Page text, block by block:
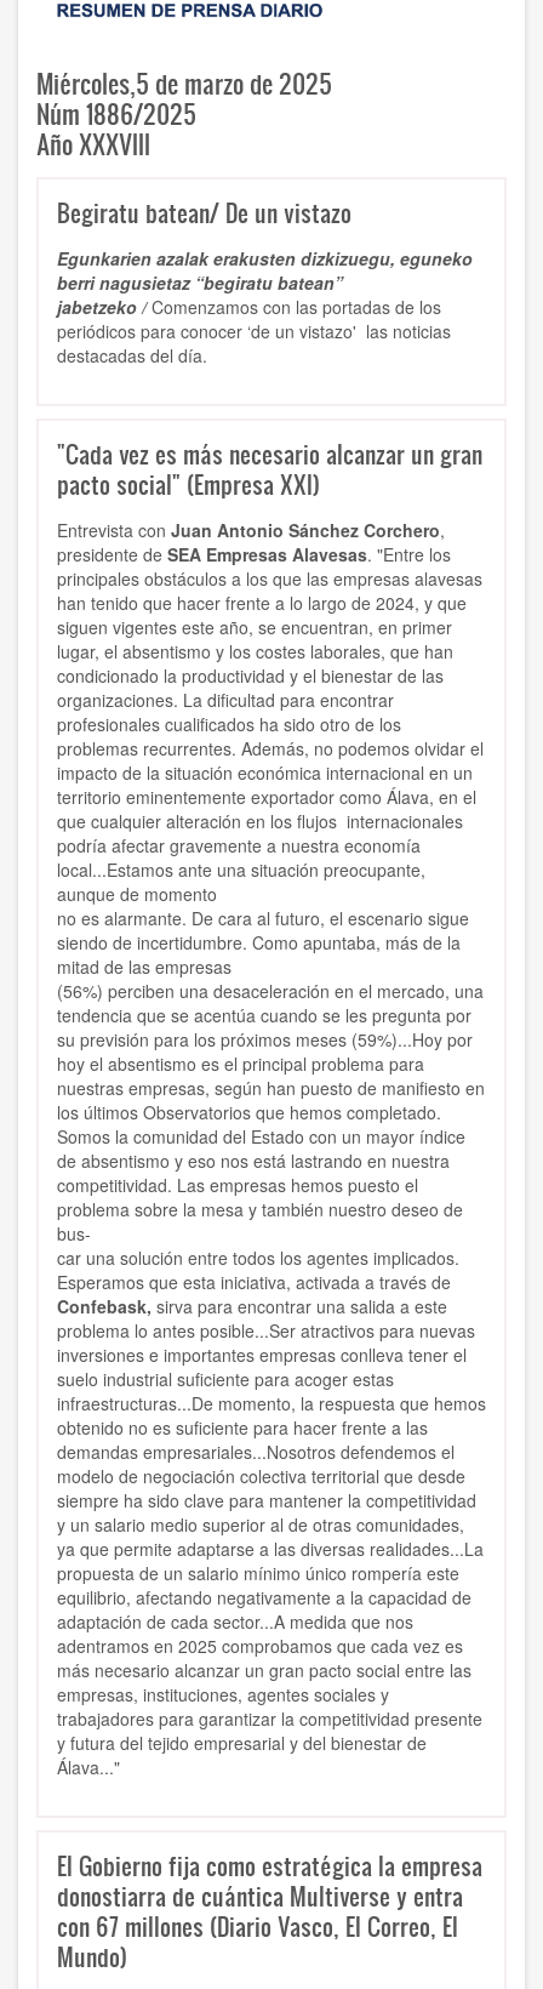
Miércoles,5 de marzo de 2025
Núm 1886/2025
Año XXXVIII
Begiratu batean/ De un vistazo
Egunkarien azalak erakusten dizkizuegu, eguneko
berri nagusietaz “begiratu batean”
jabetzeko /Comenzamos con las portadas de los
periódicos para conocer ‘de un vistazo' las noticias
destacadas del día.
"Cada vez es más necesario alcanzar un gran
pacto social" (Empresa XXI)
Entrevista con Juan Antonio Sánchez Corchero,
presidente de SEA Empresas Alavesas. "Entre los
principales obstáculos a los que las empresas alavesas
han tenido que hacer frente a lo largo de 2024, y que
siguen vigentes este año, se encuentran, en primer
lugar, el absentismo y los costes laborales, que han
condicionado la productividad y el bienestar de las
organizaciones. La dificultad para encontrar
profesionales cualificados ha sido otro de los
problemas recurrentes. Además, no podemos olvidar el
impacto de la situación económica internacional en un
territorio eminentemente exportador como Álava, en el
que cualquier alteración en los flujos internacionales
podría afectar gravemente a nuestra economía
local...Estamos ante una situación preocupante,
aunque de momento
no es alarmante. De cara al futuro, el escenario sigue
siendo de incertidumbre. Como apuntaba, más de la
mitad de las empresas
(56%) perciben una desaceleración en el mercado, una
tendencia que se acentúa cuando se les pregunta por
su previsión pa­ra los próximos meses (59%)...Hoy por
hoy el absentismo es el principal problema para
nuestras empresas, según han puesto de manifiesto en
los últimos Observatorios que hemos completado.
Somos la comuni­dad del Estado con un mayor índice
de ab­sentismo y eso nos está lastrando en nues­tra
competitividad. Las empresas hemos puesto el
problema sobre la mesa y tam­bién nuestro deseo de
bus-
car una solución entre todos los agentes implicados.
Es­peramos que esta iniciativa, activada a través de
Confebask, sirva para encontrar una salida a este
problema lo antes posible...Ser atractivos para nuevas
inver­siones e importantes empresas conlleva te­ner el
suelo industrial suficiente para aco­ger estas
infraestructuras...De mo­mento, la respuesta que hemos
obtenido no es suficiente para hacer frente a las
deman­das empresariales...Nosotros defende­mos el
modelo de negocia­ción colectiva territorial que desde
siempre ha sido clave para mantener la competiti­vidad
y un salario medio su­perior al de otras comunida­des,
ya que permite adaptarse a las diversas realida­des...La
propuesta de un salario mínimo úni­co rompería este
equilibrio, afectando ne­gativamente a la capacidad de
adaptación de cada sector...A medida que nos
adentramos en 2025 comprobamos que cada vez es
más necesa­rio alcanzar un gran pacto social entre las
empresas, instituciones, agentes sociales y
trabajadores para garantizar la competiti­vidad presente
y futura del tejido empresa­rial y del bienestar de
Álava..."
El Gobierno fija como estratégica la empresa
donostiarra de cuántica Multiverse y entra
con 67 millones (Diario Vasco, El Correo, El
Mundo)